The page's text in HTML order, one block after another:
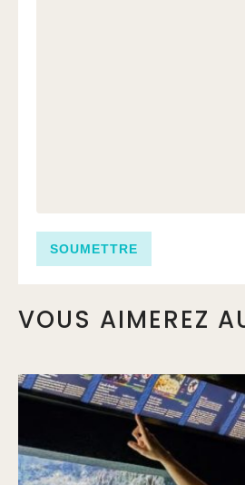
VOUS AIMEREZ